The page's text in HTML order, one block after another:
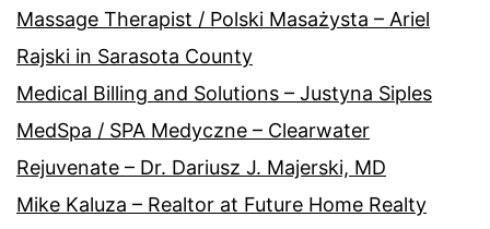
Massage Therapist / Polski Masażysta – Ariel
Rajski in Sarasota County
Medical Billing and Solutions – Justyna Siples
MedSpa / SPA Medyczne – Clearwater
Rejuvenate – Dr. Dariusz J. Majerski, MD
Mike Kaluza – Realtor at Future Home Realty